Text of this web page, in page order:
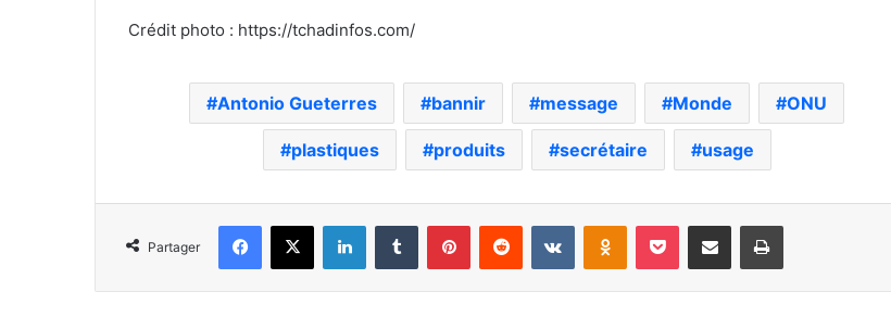
Crédit photo : https://tchadinfos.com/
Antonio Gueterres bannir message Monde ONU
plastiques produits secrétaire usage
Partager
Facebook
X LinkedinTumblr PinterestReddit VKontakteOdnoklassniki
Pocket Partager par email Imprimer